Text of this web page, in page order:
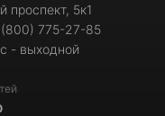
проспект, 5к1
775-27-85
- выходной